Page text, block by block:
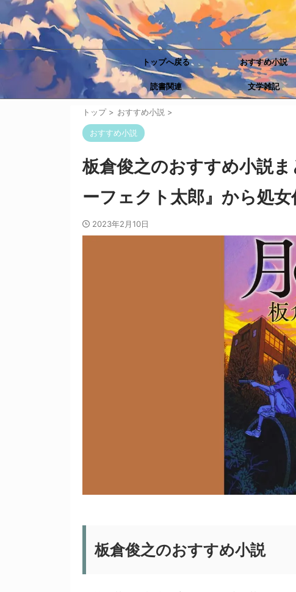
トップへ戻る おすすめ小説
読書関連 文学雑記
トップ > おすすめ小説 >
おすすめ小説
板倉俊之のおすすめ小説
ーフェクト太郎』から処女
2023年2月10日
板倉俊之のおすすめ小説